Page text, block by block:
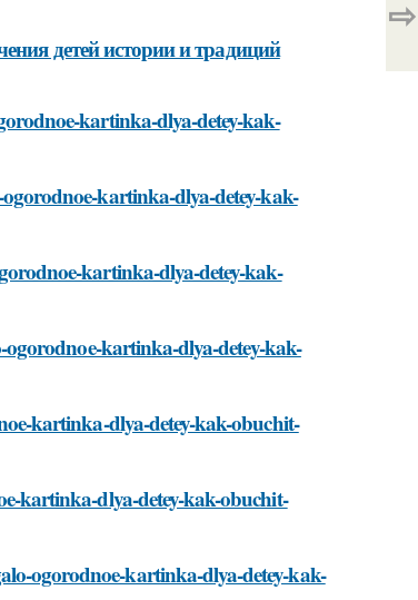
детей истории и традиций
kartinka-dlya-detey-kak-
kartinka-dlya-detey-kak-
kartinka-dlya-detey-kak-
kartinka-dlya-detey-kak-
kartinka-dlya-detey-kak-obuchit-
kartinka-dlya-detey-kak-obuchit-
ogorodnoe-kartinka-dlya-detey-kak-
⇨